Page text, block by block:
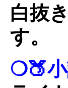
白抜
す。
❍🍑